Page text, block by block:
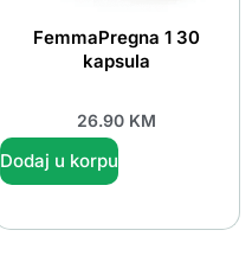
FemmaPregna 1 30
kapsula
26.90 KM
Dodaj u korpu